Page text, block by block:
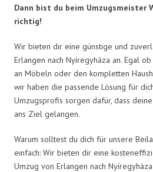
Dann bist du beim Umzugsmeister
richtig!
Wir bieten dir eine günstige und
Erlangen nach Nyíregyháza an. Egal
an Möbeln oder den kompletten
wir haben die passende Lösung für
Umzugsprofis sorgen dafür, dass
ans Ziel gelangen.
Warum solltest du dich für unsere
einfach: Wir bieten dir eine
Umzug von Erlangen nach